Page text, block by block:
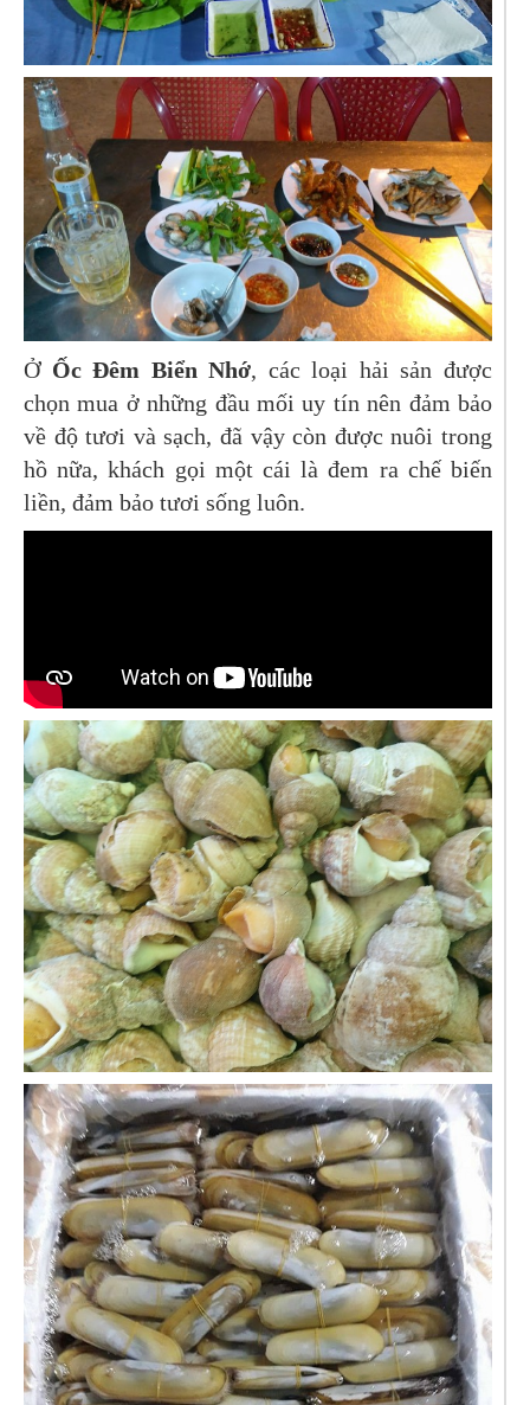
Ở Ốc Đêm Biển Nhớ, các loại hải sản được
chọn mua ở những đầu mối uy tín nên đảm bảo
về độ tươi và sạch, đã vậy còn được nuôi trong
hồ nữa, khách gọi một cái là đem ra chế biến
liền, đảm bảo tươi sống luôn.